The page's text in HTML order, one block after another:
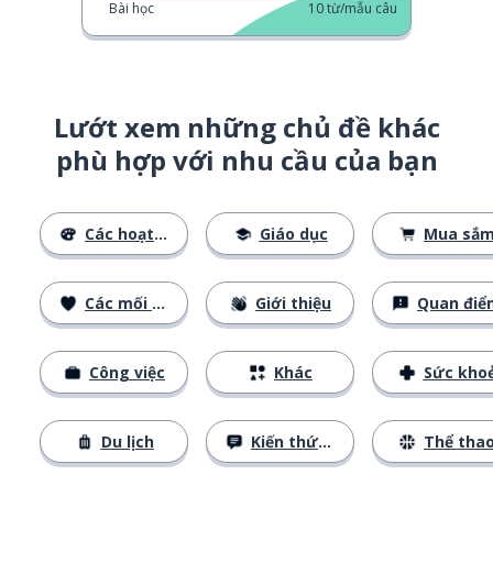
Bài học 10từ/mẫu câu
Lướt xem những chủ đề khác
phù hợp với nhu cầu của bạn
Các hoạt động
Các mối quan hệ
Công việc
Du lịch
Giáo dục
Giới thiệu
Khác
Kiến thức cơ bản
Mua
Quan
Sức
Thể